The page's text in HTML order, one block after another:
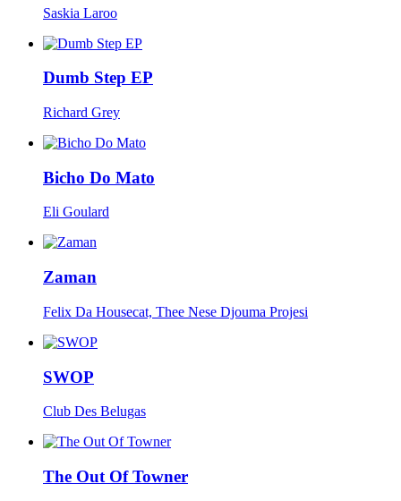
Saskia Laroo
Dumb Step EP
Richard Grey
Bicho Do Mato
Eli Goulard
Zaman
Felix Da Housecat, Thee Nese Djouma Projesi
SWOP
Club Des Belugas
The Out Of Towner